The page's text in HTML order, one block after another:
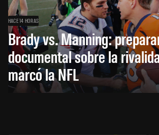
HACE 14 HORAS
Brady vs. Manning:
documental sobre la
marcó la NFL